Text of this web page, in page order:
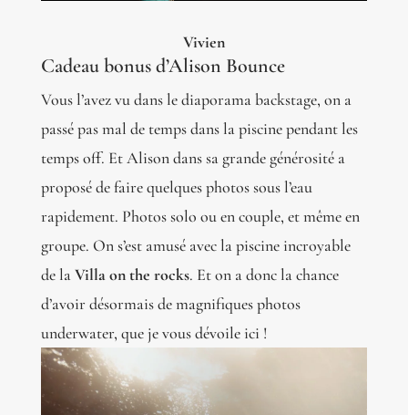
Vivien
Cadeau bonus d’Alison Bounce
Vous l’avez vu dans le diaporama backstage, on a
passé pas mal de temps dans la piscine pendant les
temps off. Et Alison dans sa grande générosité a
proposé de faire quelques photos sous l’eau
rapidement. Photos solo ou en couple, et même en
groupe. On s’est amusé avec la piscine incroyable
de laVilla on the rocks. Et on a donc la chance
d’avoir désormais de magnifiques photos
underwater, que je vous dévoile ici !